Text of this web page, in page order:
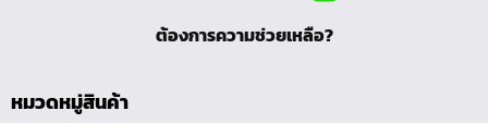
ต้องการความช่วยเหลือ?
หมวดหมู่สินค้า